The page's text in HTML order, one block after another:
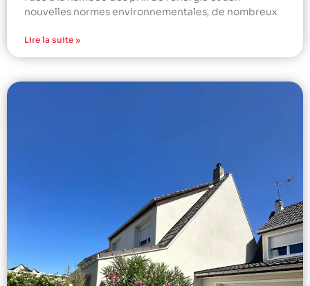
nouvelles normes environnementales, de nombreux
Lire la suite »